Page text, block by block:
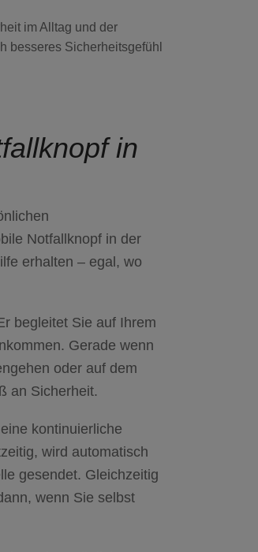
im Alltag und der
besseres Sicherheitsgefühl
in
Notfallknopf in der
erhalten – egal, wo
begleitet Sie auf Ihrem
. Gerade wenn
oder auf dem
an Sicherheit.
kontinuierliche
wird automatisch
gesendet. Gleichzeitig
wenn Sie selbst